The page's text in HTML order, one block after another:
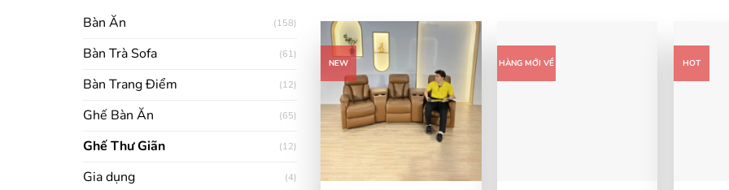
Bàn Ăn (158)
Bàn Trà Sofa (61)
Bàn Trang Điểm (12)
Ghế Bàn Ăn (65)
Ghế Thư Giãn (12)
Gia dụng (4)
NEW HÀNG MỚI VỀ HOT